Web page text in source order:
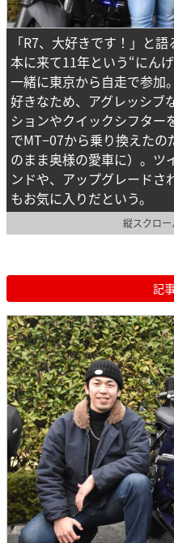
「R7、大好きです！」と
本に来て11年という“にん
一緒に東京から自走で参加
好きなため、アグレッシブ
ションやクイックシフター
でMT−07から乗り換えたの
のまま奥様の愛車に）。ツ
ンドや、アップグレードさ
もお気に入りだという。
縦スクロ
記